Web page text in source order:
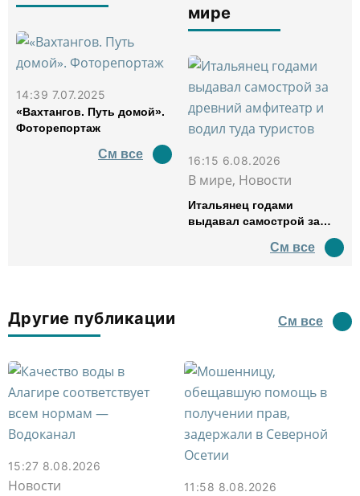
14:39 7.07.2025
«Вахтангов. Путь домой».
Фоторепортаж
См все
мире
16:15 6.08.2026
В мире, Новости
Итальянец годами
выдавал самострой за
водил туда туристов
См все
Другие публикации См все
15:27 8.08.2026
Новости 11:58 8.08.2026